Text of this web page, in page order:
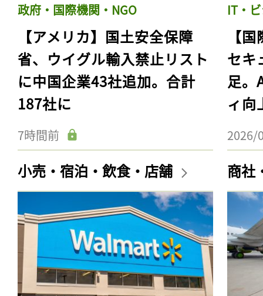
政府・国際機関・NGO
【アメリカ】国土安全保障
省、ウイグル輸入禁止リスト
に中国企業43社追加。合計
187社に
7時間前
IT・
【
セキ
足。
ィ向
2026/
小売・宿泊・飲食・店舗 商社